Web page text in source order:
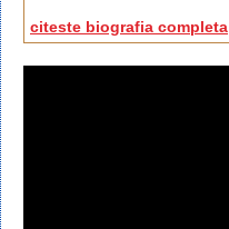
citeste biografia completa